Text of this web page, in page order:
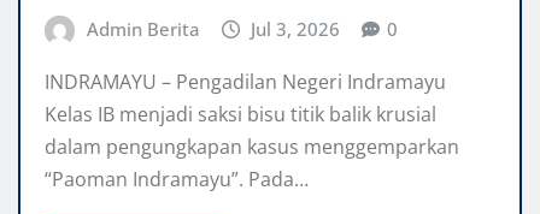
Admin Berita Jul 3, 2026 0
INDRAMAYU – Pengadilan Negeri Indramayu
Kelas IB menjadi saksi bisu titik balik krusial
dalam pengungkapan kasus menggemparkan
“Paoman Indramayu”. Pada…